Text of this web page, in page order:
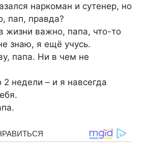
наркоман и сутенер, но
пап, правда?
жизни важно, папа, что-то
знаю, я ещё учусь.
папа. Ни в чем не
недели – и я навсегда